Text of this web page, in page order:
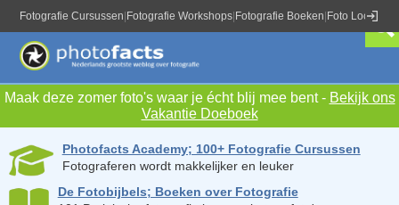
Fotografie Cursussen Fotografie Workshops Fotografie Boeken Foto Locaties
Maak deze zomer foto's waar je écht blij mee bent - Bekijk ons
Vakantie Doeboek
Photofacts Academy; 100+ Fotografie Cursussen
Fotograferen wordt makkelijker en leuker
De Fotobijbels; Boeken over Fotografie